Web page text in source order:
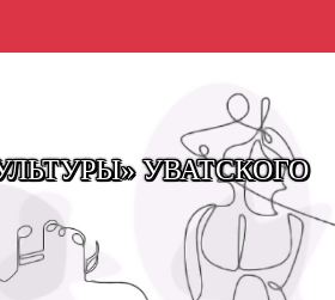
УВАТСКОГО